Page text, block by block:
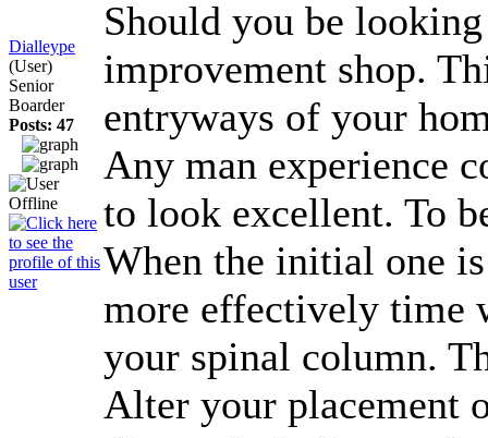
Dialleype
(User)
Senior
Boarder
Posts: 47
Should you be
improvement shop.
entryways of your
Any man experience
to look excellent. To
When the initial one
more effectively time
your spinal column.
Alter your placement